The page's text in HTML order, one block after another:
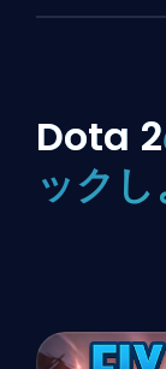
Dota 2
ックし